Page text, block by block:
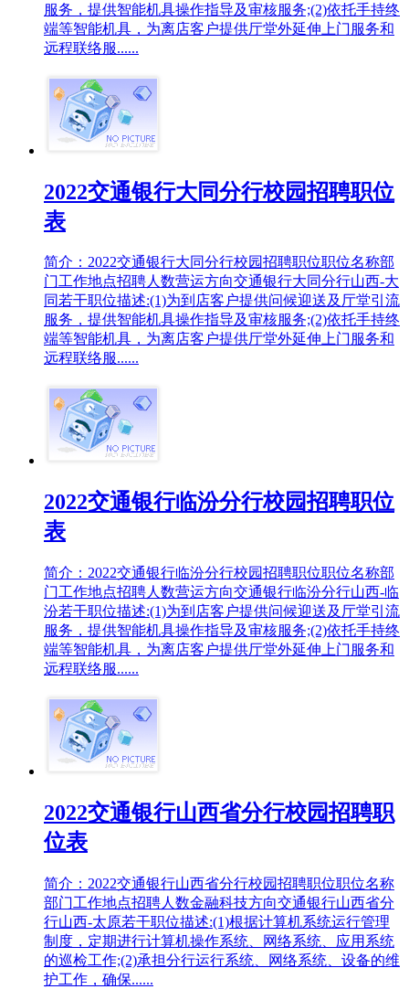
服务，提供智能机具操作指导及审核服务;(2)依托手持终
端等智能机具，为离店客户提供厅堂外延伸上门服务和
远程联络服......
2022交通银行大同分行校园招聘职位
表
简介：2022交通银行大同分行校园招聘职位职位名称部
门工作地点招聘人数营运方向交通银行大同分行山西-大
同若干职位描述:(1)为到店客户提供问候迎送及厅堂引流
服务，提供智能机具操作指导及审核服务;(2)依托手持终
端等智能机具，为离店客户提供厅堂外延伸上门服务和
远程联络服......
2022交通银行临汾分行校园招聘职位
表
简介：2022交通银行临汾分行校园招聘职位职位名称部
门工作地点招聘人数营运方向交通银行临汾分行山西-临
汾若干职位描述:(1)为到店客户提供问候迎送及厅堂引流
服务，提供智能机具操作指导及审核服务;(2)依托手持终
端等智能机具，为离店客户提供厅堂外延伸上门服务和
远程联络服......
2022交通银行山西省分行校园招聘职
位表
简介：2022交通银行山西省分行校园招聘职位职位名称
部门工作地点招聘人数金融科技方向交通银行山西省分
行山西-太原若干职位描述:(1)根据计算机系统运行管理
制度，定期进行计算机操作系统、网络系统、应用系统
的巡检工作;(2)承担分行运行系统、网络系统、设备的维
护工作，确保......